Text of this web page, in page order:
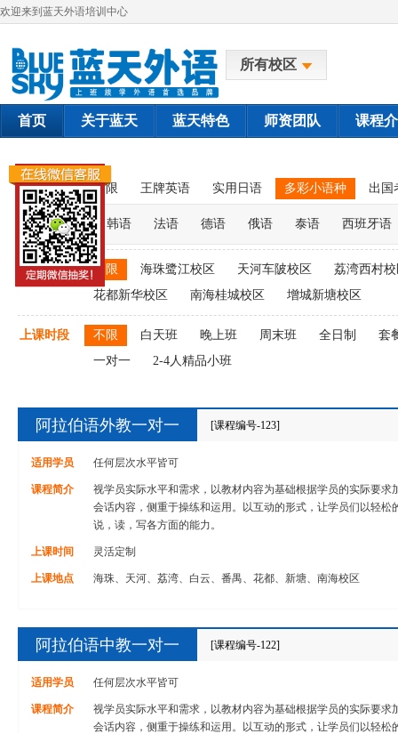
欢迎来到蓝天外语培训中心
所有校区
首页 关于蓝天 蓝天特色 师资团队 课程
课程类别 不限 王牌英语 实用日语 多彩小语种 出国
韩语 法语 德语 俄语 泰语 西班牙语
上课校区 不限 海珠鹭江校区 天河车陂校区
荔湾西村
花都新华校区
南海桂城校区 增城新塘校区
上课时段 不限 白天班 晚上班 周末班 全日制
套
一对一
2-4人精品小班
阿拉伯语外教一对一 [课程编号-123]
适用学员 任何层次水平皆可
课程简介
视学员实际水平和需求，以教材内容为基础根据学员的实际要求
会话内容，侧重于操练和运用。以互动的形式，让学员们以轻松
说，读，写各方面的能力。
上课时间 灵活定制
上课地点 海珠、天河、荔湾、白云、番禺、花都、新塘、南海校区
阿拉伯语中教一对一 [课程编号-122]
适用学员 任何层次水平皆可
课程简介
视学员实际水平和需求，以教材内容为基础根据学员的实际要求
会话内容，侧重于操练和运用。以互动的形式，让学员们以轻松